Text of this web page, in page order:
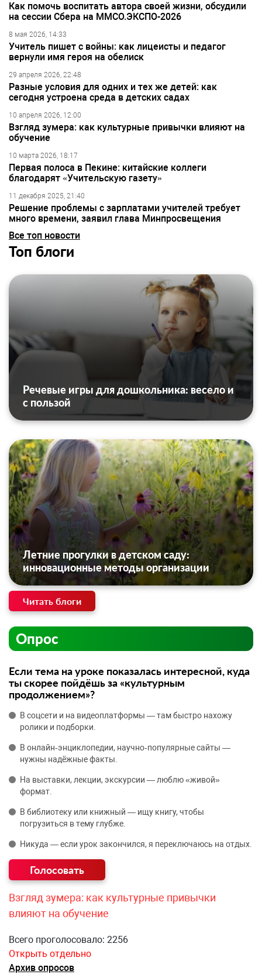
Как помочь воспитать автора своей жизни, обсудили
на сессии Сбера на ММСО.ЭКСПО-2026
8 мая 2026, 14:33
Учитель пишет с войны: как лицеисты и педагог
вернули имя героя на обелиск
29 апреля 2026, 22:48
Разные условия для одних и тех же детей: как
сегодня устроена среда в детских садах
10 апреля 2026, 12:00
Взгляд зумера: как культурные привычки влияют на
обучение
10 марта 2026, 18:17
Первая полоса в Пекине: китайские коллеги
благодарят «Учительскую газету»
11 декабря 2025, 21:40
Решение проблемы с зарплатами учителей требует
много времени, заявил глава Минпросвещения
Все топ новости
Топ блоги
Речевые игры для дошкольника: весело и
с пользой
Летние прогулки в детском саду:
инновационные методы организации
Читать блоги
Опрос
Если тема на уроке показалась интересной, куда
ты скорее пойдёшь за «культурным
продолжением»?
В соцсети и на видеоплатформы — там быстро нахожу
ролики и подборки.
В онлайн‑энциклопедии, научно‑популярные сайты —
нужны надёжные факты.
На выставки, лекции, экскурсии — люблю «живой»
формат.
В библиотеку или книжный — ищу книгу, чтобы
погрузиться в тему глубже.
Никуда — если урок закончился, я переключаюсь на отдых.
Взгляд зумера: как культурные привычки
влияют на обучение
Всего проголосовало: 2256
Открыть отдельно
Архив опросов